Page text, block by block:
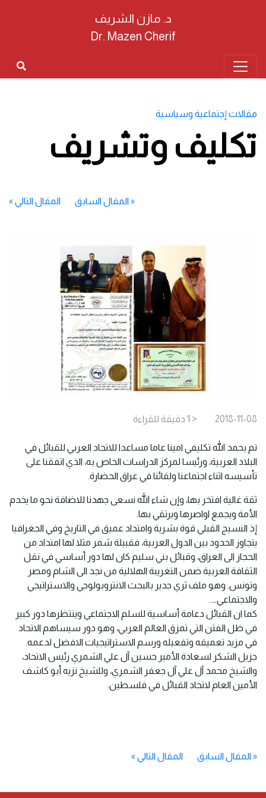
د. مازن الشريف
Dr. Mazen Cherif
مقالات إجتماعية وسياسية
تكليف وتشريف
«المقال السابق المقال التالي »
2018-11-08
< 1 دقيقة للقراءة
تم بحمد الله تكليفي امينا عاما مساعدا للاتحاد العربي للقبائل في
البلاد العربية، ورئيسا لمركز الدراسات الخاص به، الذي اتفقنا على
تأسيسه اثناء اجتماعنا ولقائنا في عراق الحضارة.
ثقة غالية افتخر بها، وإن شاء الله نسعى جهدنا للاضافة نحو ما يخدم
الأمة ويجمع اواصرها ويرتقي بها.
إذ النسيج القبلي قوة بشرية وامتداد عميق في التاريخ وفي الجغرافيا
يتجاوز الحدود بين الدول العربية، فقبيلة شمر مثلا لها امتداد من
الحجاز الى العراق، وقبائل بني سليم كان لها دور أساسي في نقل
الثقافة العربية ضمن التغريبة الهلالية من نجد الى الشام ومصر
وتونس. وهو ملف ثري جدير بالبحث الانتروبولوجي والاستراتيجي
والاجتماعي…..
كما ان القبائل دعامة أساسية للسلم الاجتماعي وينتظرها دور كبير
في ظل الفتن التي تمزق العالم العربي، وهو دور سيساهم الاتحاد
في مزيد تعميقه وتفعيله ورسم الاستراتيجيات الافضل لدعمه.
جزيل الشكر لسعادة الأمير حسين آل علي الشمري رئيس الاتحاد،
والشيخ محمد آل علي آل جعفر الشمري، وللشيخ نزيه أبو كاشف
الأمين العام لاتحاد القبائل في فلسطين.
«المقال السابق المقال التالي »